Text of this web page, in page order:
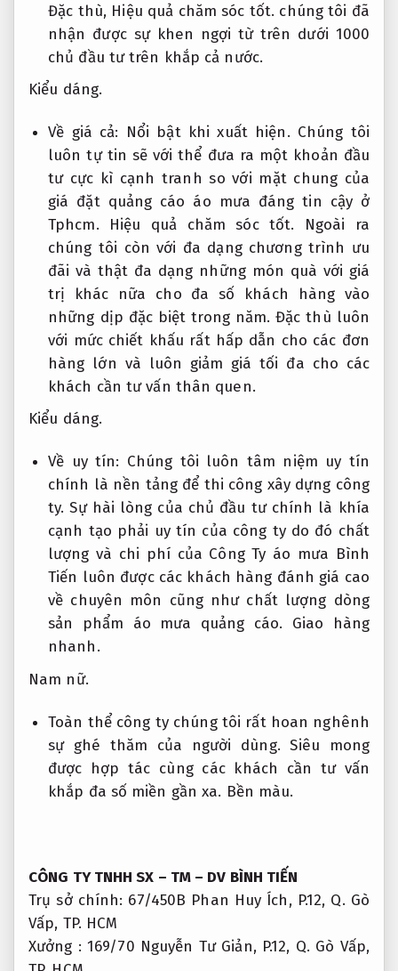
Đặc thù, Hiệu quả chăm sóc tốt. chúng tôi đã
nhận được sự khen ngợi từ trên dưới 1000
chủ đầu tư trên khắp cả nước.
Kiểu dáng.
Về giá cả: Nổi bật khi xuất hiện. Chúng tôi
luôn tự tin sẽ với thể đưa ra một khoản đầu
tư cực kì cạnh tranh so với mặt chung của
giá đặt quảng cáo áo mưa đáng tin cậy ở
Tphcm. Hiệu quả chăm sóc tốt. Ngoài ra
chúng tôi còn với đa dạng chương trình ưu
đãi và thật đa dạng những món quà với giá
trị khác nữa cho đa số khách hàng vào
những dịp đặc biệt trong năm. Đặc thù luôn
với mức chiết khấu rất hấp dẫn cho các đơn
hàng lớn và luôn giảm giá tối đa cho các
khách cần tư vấn thân quen.
Kiểu dáng.
Về uy tín: Chúng tôi luôn tâm niệm uy tín
chính là nền tảng để thi công xây dựng công
ty. Sự hài lòng của chủ đầu tư chính là khía
cạnh tạo phải uy tín của công ty do đó chất
lượng và chi phí của Công Ty áo mưa Bình
Tiến luôn được các khách hàng đánh giá cao
về chuyên môn cũng như chất lượng dòng
sản phẩm áo mưa quảng cáo. Giao hàng
nhanh.
Nam nữ.
Toàn thể công ty chúng tôi rất hoan nghênh
sự ghé thăm của người dùng. Siêu mong
được hợp tác cùng các khách cần tư vấn
khắp đa số miền gần xa. Bền màu.
CÔNG TY TNHH SX – TM – DV BÌNH TIẾN
Trụ sở chính: 67/450B Phan Huy Ích, P.12, Q. Gò
Vấp, TP. HCM
Xưởng : 169/70 Nguyễn Tư Giản, P.12, Q. Gò Vấp,